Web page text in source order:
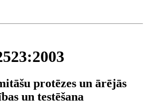
protēzes un ārējās
un testēšana